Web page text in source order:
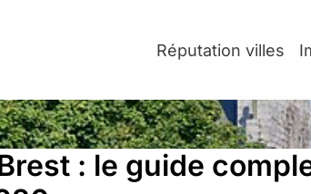
Réputation villes
: le guide